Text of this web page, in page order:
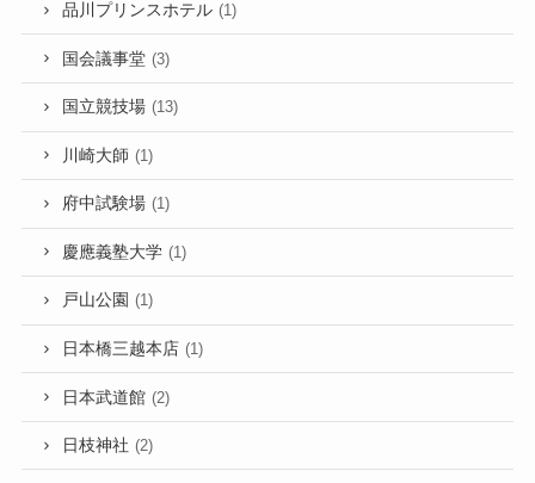
品川プリンスホテル (1)
国会議事堂 (3)
国立競技場 (13)
川崎大師 (1)
府中試験場 (1)
慶應義塾大学 (1)
戸山公園 (1)
日本橋三越本店 (1)
日本武道館 (2)
日枝神社 (2)